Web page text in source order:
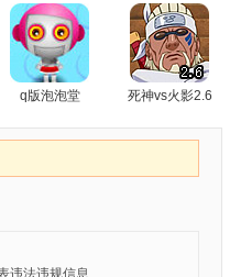
q版泡泡堂 死神vs火影2.6